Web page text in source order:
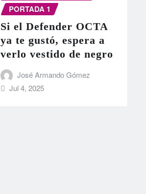
PORTADA 1
Si el Defender OCTA
ya te gustó, espera a
verlo vestido de negro
José Armando Gómez
Jul 4, 2025